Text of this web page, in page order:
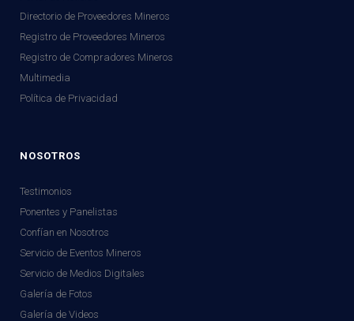
Directorio de Proveedores Mineros
Registro de Proveedores Mineros
Registro de Compradores Mineros
Multimedia
Política de Privacidad
NOSOTROS
Testimonios
Ponentes y Panelistas
Confían en Nosotros
Servicio de Eventos Mineros
Servicio de Medios Digitales
Galería de Fotos
Galería de Videos